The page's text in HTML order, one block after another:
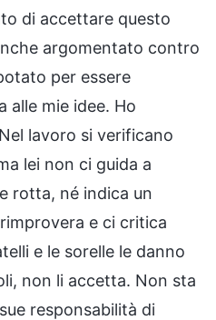
di accettare questo
argomentato contro
per essere
alle mie idee. Ho
lavoro si verificano
lei non ci guida a
rotta, né indica un
e ci critica
e le sorelle le danno
non li accetta. Non sta
responsabilità di